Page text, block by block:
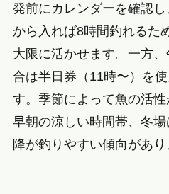
発前にカレンダーを確認
から入れば8時間釣れるた
大限に活かせます。一方
合は半日券（11時〜）を
す。季節によって魚の活
早朝の涼しい時間帯、冬
降が釣りやすい傾向があり